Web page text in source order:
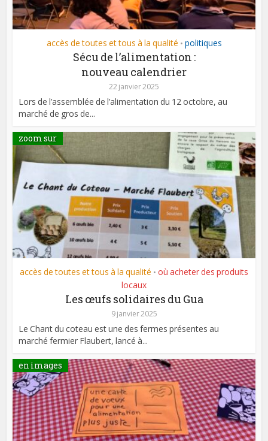
accès de toutes et tous à la qualité • politiques
Sécu de l’alimentation :
nouveau calendrier
22 janvier 2025
Lors de l’assemblée de l’alimentation du 12 octobre, au
marché de gros de...
zoom sur
accès de toutes et tous à la qualité • où acheter des produits
locaux
Les œufs solidaires du Gua
9 janvier 2025
Le Chant du coteau est une des fermes présentes au
marché fermier Flaubert, lancé à...
en images